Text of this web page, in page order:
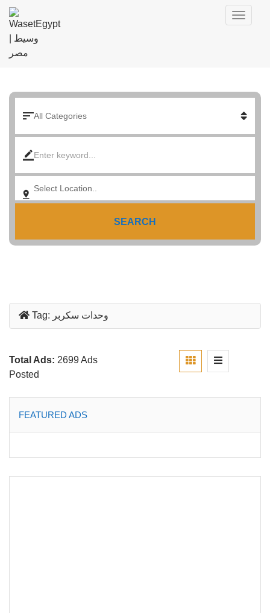
SEARCH
Tag: وحدات سكربر
Total Ads: 2699 Ads
Posted
FEATURED ADS